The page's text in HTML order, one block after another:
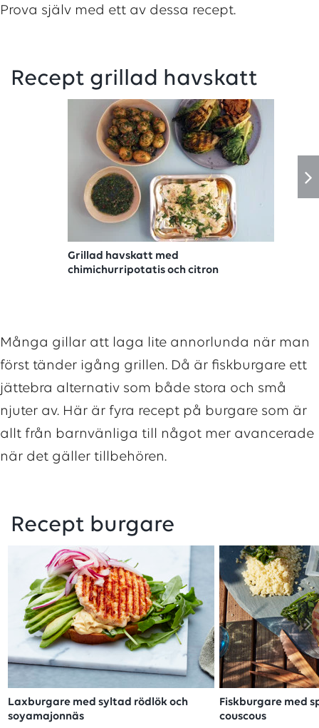
Prova själv med ett av dessa recept.
Recept grillad havskatt
Grillad havskatt med
chimichurripotatis och citron
Många gillar att laga lite annorlunda när man
först tänder igång grillen. Då är fiskburgare ett
jättebra alternativ som både stora och små
njuter av. Här är fyra recept på burgare som är
allt från barnvänliga till något mer avancerade
när det gäller tillbehören.
Recept burgare
Laxburgare med syltad rödlök och
soyamajonnäs
Fiskburgare med
couscous